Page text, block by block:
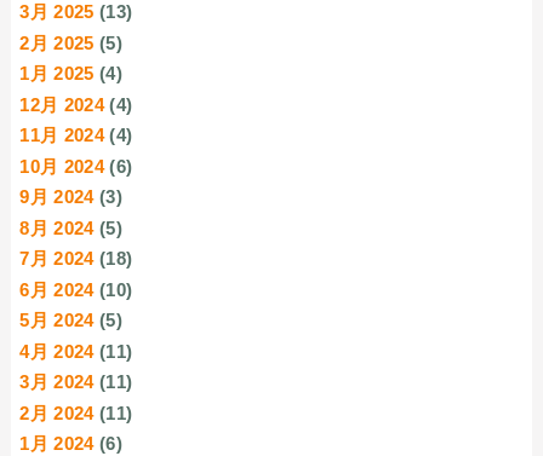
3月 2025 (13)
2月 2025 (5)
1月 2025 (4)
12月 2024(4)
11月 2024(4)
10月 2024(6)
9月 2024(3)
8月 2024(5)
7月 2024(18)
6月 2024(10)
5月 2024(5)
4月 2024(11)
3月 2024(11)
2月 2024(11)
1月 2024(6)